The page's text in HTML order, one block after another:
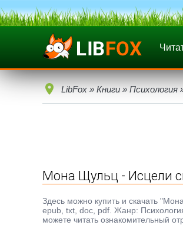
LibFox » Книги » Психология
Мона Щульц - Исцели
Здесь можно купить и скачать
epub, txt, doc, pdf. Жанр:
можете читать ознакомительный